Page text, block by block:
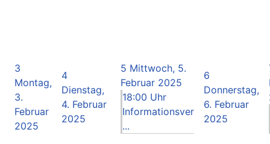
3
Montag,
3.
Februar
2025
4
Dienstag,
4. Februar
2025
5 Mittwoch, 5.
Februar 2025
18:00 Uhr
Informationsver
...
6
Donnerstag,
6. Februar
2025